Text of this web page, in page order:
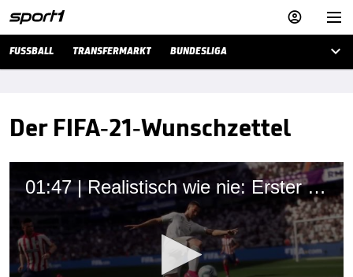


FUSSBALL TRANSFERMARKT BUNDESLIGA 
Der FIFA-21-Wunschzettel
01:47 | Realistisch wie nie: Erster Trailer von FIFA 21 veröffentlicht